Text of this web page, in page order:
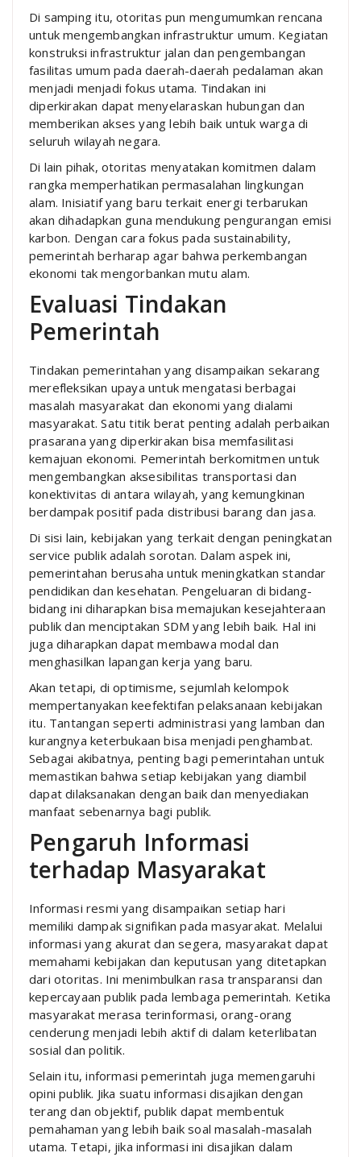
Di samping itu, otoritas pun mengumumkan rencana
untuk mengembangkan infrastruktur umum. Kegiatan
konstruksi infrastruktur jalan dan pengembangan
fasilitas umum pada daerah-daerah pedalaman akan
menjadi menjadi fokus utama. Tindakan ini
diperkirakan dapat menyelaraskan hubungan dan
memberikan akses yang lebih baik untuk warga di
seluruh wilayah negara.
Di lain pihak, otoritas menyatakan komitmen dalam
rangka memperhatikan permasalahan lingkungan
alam. Inisiatif yang baru terkait energi terbarukan
akan dihadapkan guna mendukung pengurangan emisi
karbon. Dengan cara fokus pada sustainability,
pemerintah berharap agar bahwa perkembangan
ekonomi tak mengorbankan mutu alam.
Evaluasi Tindakan
Pemerintah
Tindakan pemerintahan yang disampaikan sekarang
merefleksikan upaya untuk mengatasi berbagai
masalah masyarakat dan ekonomi yang dialami
masyarakat. Satu titik berat penting adalah perbaikan
prasarana yang diperkirakan bisa memfasilitasi
kemajuan ekonomi. Pemerintah berkomitmen untuk
mengembangkan aksesibilitas transportasi dan
konektivitas di antara wilayah, yang kemungkinan
berdampak positif pada distribusi barang dan jasa.
Di sisi lain, kebijakan yang terkait dengan peningkatan
service publik adalah sorotan. Dalam aspek ini,
pemerintahan berusaha untuk meningkatkan standar
pendidikan dan kesehatan. Pengeluaran di bidang-
bidang ini diharapkan bisa memajukan kesejahteraan
publik dan menciptakan SDM yang lebih baik. Hal ini
juga diharapkan dapat membawa modal dan
menghasilkan lapangan kerja yang baru.
Akan tetapi, di optimisme, sejumlah kelompok
mempertanyakan keefektifan pelaksanaan kebijakan
itu. Tantangan seperti administrasi yang lamban dan
kurangnya keterbukaan bisa menjadi penghambat.
Sebagai akibatnya, penting bagi pemerintahan untuk
memastikan bahwa setiap kebijakan yang diambil
dapat dilaksanakan dengan baik dan menyediakan
manfaat sebenarnya bagi publik.
Pengaruh Informasi
terhadap Masyarakat
Informasi resmi yang disampaikan setiap hari
memiliki dampak signifikan pada masyarakat. Melalui
informasi yang akurat dan segera, masyarakat dapat
memahami kebijakan dan keputusan yang ditetapkan
dari otoritas. Ini menimbulkan rasa transparansi dan
kepercayaan publik pada lembaga pemerintah. Ketika
masyarakat merasa terinformasi, orang-orang
cenderung menjadi lebih aktif di dalam keterlibatan
sosial dan politik.
Selain itu, informasi pemerintah juga memengaruhi
opini publik. Jika suatu informasi disajikan dengan
terang dan objektif, publik dapat membentuk
pemahaman yang lebih baik soal masalah-masalah
utama. Tetapi, jika informasi ini disajikan dalam